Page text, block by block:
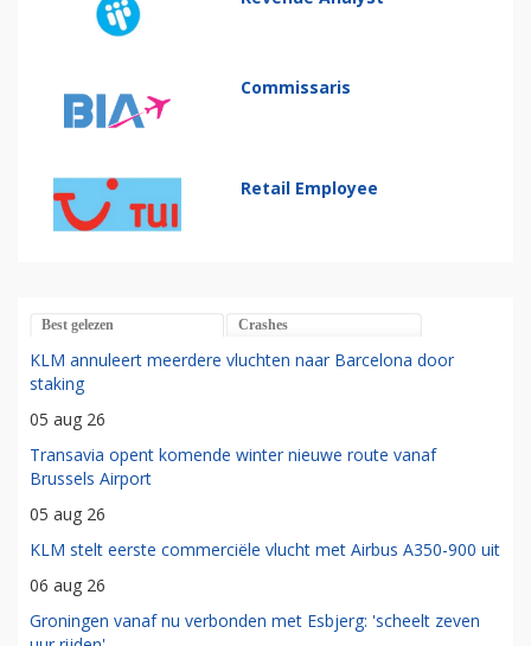
Commissaris
Retail Employee
Best gelezen Crashes
KLM annuleert meerdere vluchten naar Barcelona door
staking
05 aug 26
Transavia opent komende winter nieuwe route vanaf
Brussels Airport
05 aug 26
KLM stelt eerste commerciële vlucht met Airbus A350-900 uit
06 aug 26
Groningen vanaf nu verbonden met Esbjerg: 'scheelt zeven